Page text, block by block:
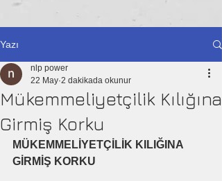
Yazı
Mükemmeliyetçilik Kılığına
Girmiş Korku
nlp power
22 May 2 dakikada okunur
MÜKEMMELİYETÇİLİK KILIĞINA
GİRMİŞ KORKU